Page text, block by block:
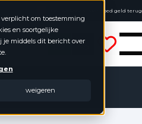
om toestemming
en soortgelijke
middels dit bericht over
weigeren
Online kopen, niet goed geld terug
Geen jaarcijfers nodig